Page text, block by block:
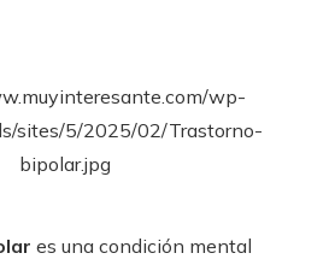
es una condición mental